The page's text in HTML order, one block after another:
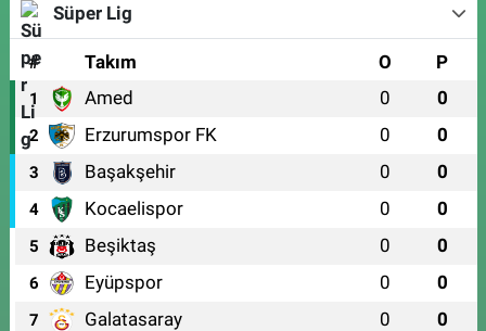
Süper Lig
# Takım O P
1 Amed 0 0
2 Erzurumspor FK 0 0
3 Başakşehir 0 0
4 Kocaelispor 0 0
5 Beşiktaş 0 0
6 Eyüpspor 0 0
7 Galatasaray 0 0